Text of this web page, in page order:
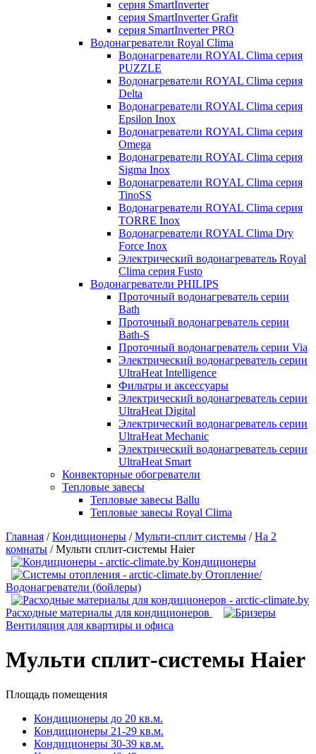
серия SmartInverter
серия SmartInverter Grafit
серия SmartInverter PRO
Водонагреватели Royal Clima
Водонагреватели ROYAL Clima серия
PUZZLE
Водонагреватели ROYAL Clima серия
Delta
Водонагреватели ROYAL Clima серия
Epsilon Inox
Водонагреватели ROYAL Clima серия
Omega
Водонагреватели ROYAL Clima серия
Sigma Inox
Водонагреватели ROYAL Clima серия
TinoSS
Водонагреватели ROYAL Clima серия
TORRE Inox
Водонагреватели ROYAL Clima Dry
Force Inox
Электрический водонагреватель Royal
Clima серия Fusto
Водонагреватели PHILIPS
Проточный водонагреватель серии
Bath
Проточный водонагреватель серии
Bath-S
Проточный водонагреватель серии Via
Электрический водонагреватель серии
UltraHeat Intelligence
Фильтры и аксессуары
Электрический водонагреватель серии
UltraHeat Digital
Электрический водонагреватель серии
UltraHeat Mechanic
Электрический водонагреватель серии
UltraHeat Smart
Конвекторные обогреватели
Тепловые завесы
Тепловые завесы Ballu
Тепловые завесы Royal Clima
Главная /Кондиционеры /Мульти-сплит системы /На 2
комнаты /Мульти сплит-системы Haier
Кондиционеры
Отопление/
Водонагреватели (бойлеры)
Расходные материалы для кондиционеров
Вентиляция для квартиры и офиса
Мульти сплит-системы Haier
Площадь помещения
Кондиционеры до 20 кв.м.
Кондиционеры 21-29 кв.м.
Кондиционеры 30-39 кв.м.